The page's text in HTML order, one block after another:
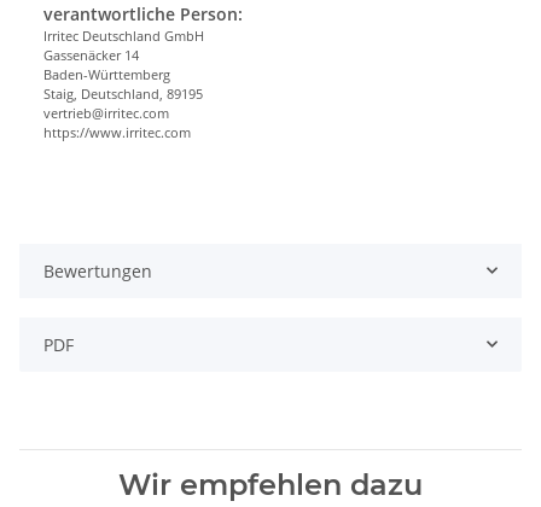
verantwortliche Person:
Irritec Deutschland GmbH
Gassenäcker 14
Baden-Württemberg
Staig, Deutschland, 89195
vertrieb@irritec.com
https://www.irritec.com
Bewertungen
PDF
Wir empfehlen dazu